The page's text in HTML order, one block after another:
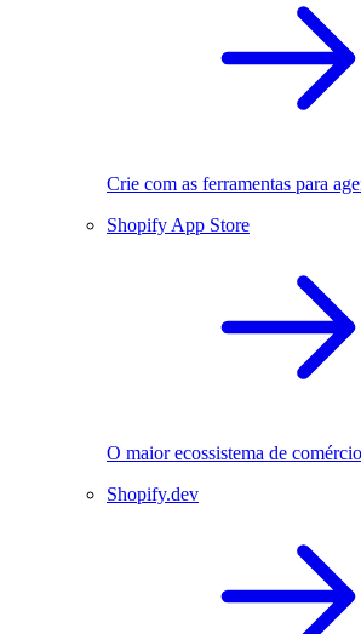
Crie com as ferramentas para
Shopify App Store
O maior ecossistema de comércio
Shopify.dev